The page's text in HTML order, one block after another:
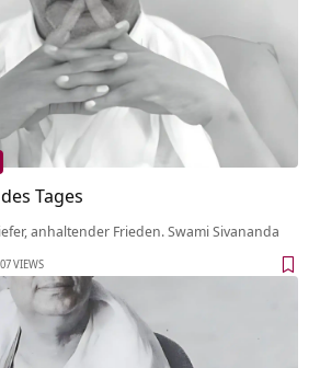
Tages
anhaltender Frieden. Swami Sivananda
VIEWS